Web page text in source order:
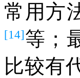
常用方
[14]等；
比较有